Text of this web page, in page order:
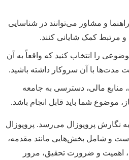
راهنما و مشاور می‌توانند در شناسایی
مرتبط کمک شایانی کنند.
را انتخاب کنید که واقعاً به آن
مدت‌ها با آن سروکار داشته باشید.
منابع مالی، دسترسی به جامعه
موضوع شما باید قابل انجام باشد.
نگارش پروپوزال می‌رسد. پروپوزال
و شامل بخش‌هایی مانند مقدمه،
اهمیت و ضرورت تحقیق، مرور